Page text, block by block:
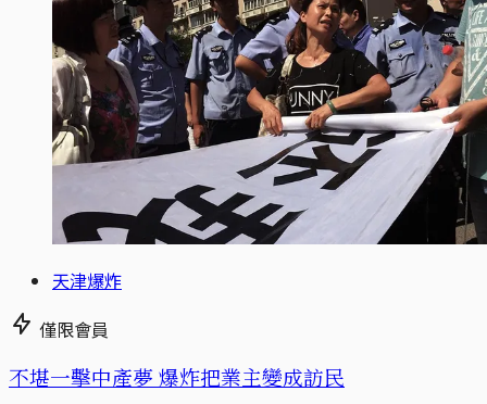
天津爆炸
僅限會員
不堪一擊中產夢 爆炸把業主變成訪民